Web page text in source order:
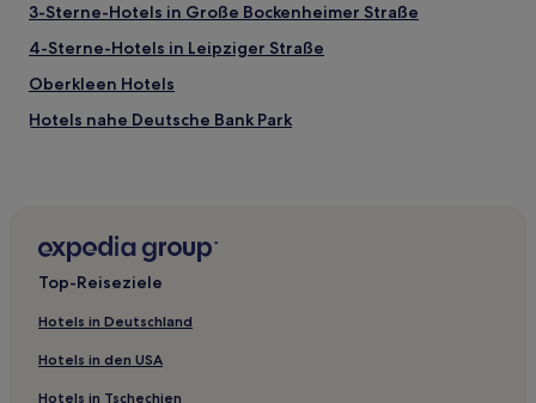
3-Sterne-Hotels in Große Bockenheimer Straße
4-Sterne-Hotels in Leipziger Straße
Oberkleen Hotels
Hotels nahe Deutsche Bank Park
Medizin
Dillenburg Hotels
Falkenbach Hotels
Hotels nahe Hugenotten- und Waldenserpfad
Barig Hotels
Top-Reiseziele
Hotels in Deutschland
Hotels in den USA
Hotels in Tschechien